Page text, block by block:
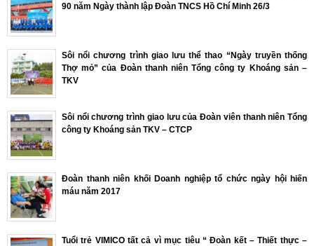
90 năm Ngày thành lập Đoàn TNCS Hồ Chí Minh 26/3
Sôi nổi chương trình giao lưu thể thao “Ngày truyền thống
Thợ mỏ” của Đoàn thanh niên Tổng công ty Khoáng sản –
TKV
Sôi nổi chương trình giao lưu của Đoàn viên thanh niên Tổng
công ty Khoáng sản TKV – CTCP
Đoàn thanh niên khối Doanh nghiệp tổ chức ngày hội hiến
máu năm 2017
Tuổi trẻ VIMICO tất cả vì mục tiêu “ Đoàn kết – Thiết thực –